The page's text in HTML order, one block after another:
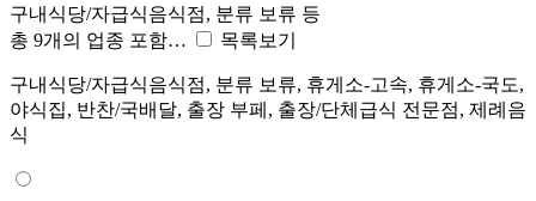
구내식당/자급식음식점, 분류 보류 등
총 9개의 업종 포함…
목록보기
구내식당/자급식음식점, 분류 보류, 휴게소-고속, 휴게소-국도,
야식집, 반찬/국배달, 출장 부페, 출장/단체급식 전문점, 제례음
식